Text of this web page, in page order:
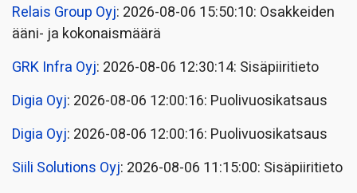
Relais Group Oyj: 2026-08-06 15:50:10: Osakkeiden
ääni- ja kokonaismäärä
GRK Infra Oyj: 2026-08-06 12:30:14: Sisäpiiritieto
Digia Oyj: 2026-08-06 12:00:16: Puolivuosikatsaus
Digia Oyj: 2026-08-06 12:00:16: Puolivuosikatsaus
Siili Solutions Oyj: 2026-08-06 11:15:00: Sisäpiiritieto